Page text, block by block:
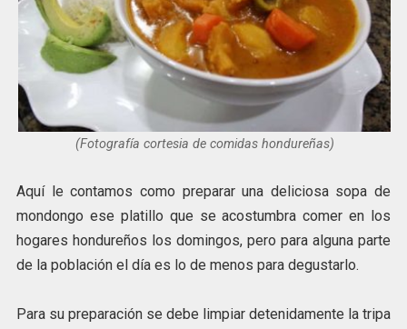
(Fotografía cortesia de comidas hondureñas)
Aquí le contamos como preparar una deliciosa sopa de
mondongo ese platillo que se acostumbra comer en los
hogares hondureños los domingos, pero para alguna parte
de la población el día es lo de menos para degustarlo.
Para su preparación se debe limpiar detenidamente la tripa